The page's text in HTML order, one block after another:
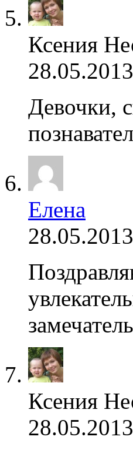
Ксения
Девочки,
Елена
Ксения